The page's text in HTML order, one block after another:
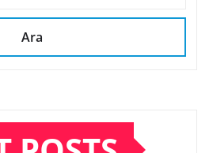
Ara